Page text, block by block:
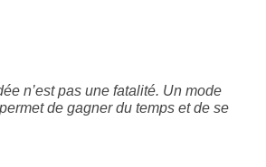
n’est pas une fatalité. Un mode
de gagner du temps et de se